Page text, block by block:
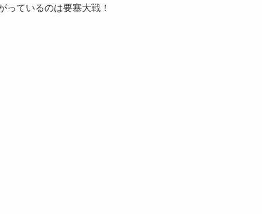
ているのは要塞大戦！